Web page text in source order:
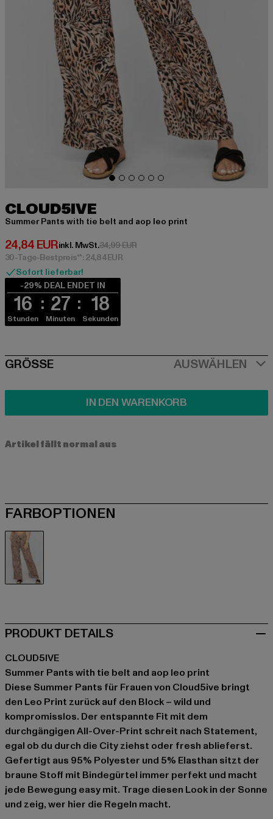
CLOUD5IVE
Summer Pants with tie belt and aop leo print
24,84 EUR
Derzeitiger Preis: 24,84 EUR
inkl. MwSt.34,99 EURAktionspreis: 34,99 EUR
30-Tage-Bestpreis**: 24,84 EUR
Sofort lieferbar!
-29% DEAL ENDET IN
16
Stunden
27
Minuten
18
Sekunden
SIZE
GRÖSSE AUSWÄHLEN
IN DEN WARENKORB
Artikel fällt normal aus
FARBOPTIONEN
PRODUKT DETAILS
CLOUD5IVE
Summer Pants with tie belt and aop leo print
Diese Summer Pants für Frauen von Cloud5ive bringt
den Leo Print zurück auf den Block – wild und
kompromisslos. Der entspannte Fit mit dem
durchgängigen All-Over-Print schreit nach Statement,
egal ob du durch die City ziehst oder fresh ablieferst.
Gefertigt aus 95% Polyester und 5% Elasthan sitzt der
braune Stoff mit Bindegürtel immer perfekt und macht
jede Bewegung easy mit. Trage diesen Look in der Sonne
und zeig, wer hier die Regeln macht.